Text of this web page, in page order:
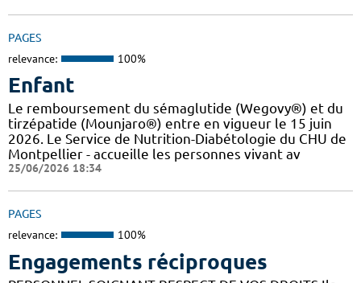
PAGES
relevance: 100%
Enfant
Le remboursement du sémaglutide (Wegovy®) et du
tirzépatide (Mounjaro®) entre en vigueur le 15 juin
2026. Le Service de Nutrition-Diabétologie du CHU de
Montpellier - accueille les personnes vivant av
25/06/2026 18:34
PAGES
relevance: 100%
Engagements réciproques